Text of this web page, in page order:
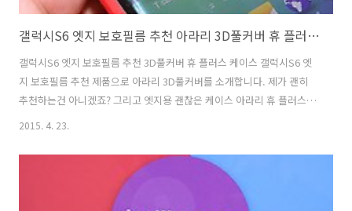
갤럭시S6 엣지 보호필름 추천 아라리 3D풀커버 휴 플러스 케이스
갤럭시S6 엣지 보호필름 추천 3D풀커버 휴 플러스 케이스 갤럭시S6 엣
지 보호필름 추천 제품으로 아라리 3D풀커버를 소개합니다. 제가 괜히
추천하는건 아니겠죠? 그리고 엣지용 괜찮은 케이스 아라리 휴 플러스
케이스도 함께 소개 합니다. 양쪽에 휘어있는 디스플레이를 가진 스마트
을 찾았습니다. 3D풀커버 제품은 과거에 말랑거리는 재질의 보호필름이
아닙니다. 크리스탈 보호필름에 가까우면서도 아주 약간 말랑한 특성을
지닌 보호필름 입니다. 그런 이유로 화면위에 아주 매끄럽게 필름을 입힐
2015. 4. 23.